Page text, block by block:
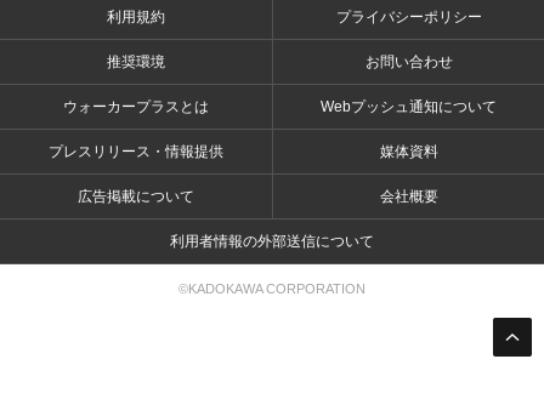
利用規約 プライバシーポリシー
推奨環境 お問い合わせ
ウォーカープラスとは Webプッシュ通知について
プレスリリース・情報提供 媒体資料
広告掲載について 会社概要
利用者情報の外部送信について
©KADOKAWA CORPORATION